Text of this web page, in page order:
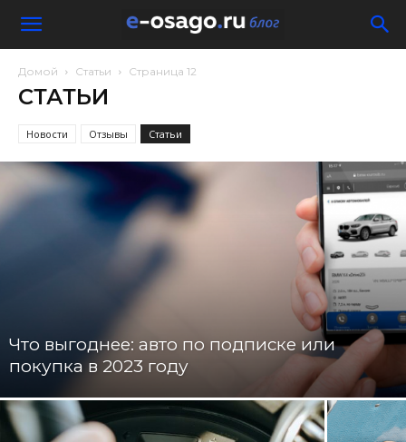
Домой Статьи Страница 12
СТАТЬИ
Новости Отзывы Статьи
Что выгоднее: авто по подписке или
покупка в 2023 году